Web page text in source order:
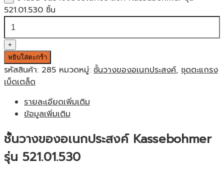
521.01.530 ชิ้น
หยิบใส่ตะกร้า
รหัสสินค้า: 285 หมวดหมู่: ชั้นวางของอเนกประสงค์, ชุดตะแกรง
เบ็ดเตล็ด
รายละเอียดเพิ่มเติม
ข้อมูลเพิ่มเติม
ชั้นวางของอเนกประสงค์ Kassebohmer
รุ่น 521.01.530